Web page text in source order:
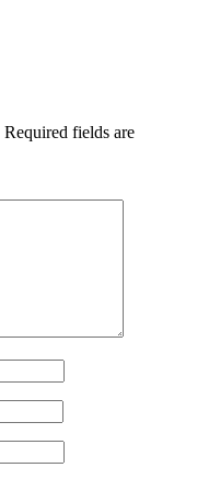
Required fields are